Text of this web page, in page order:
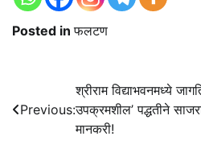
Posted inफलटण
navigation
Previous:
श्रीराम विद्याभवनमध्ये
उपक्रमशील’ पद्धतीने
मानकरी!